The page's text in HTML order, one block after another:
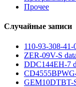
Прочее
Случайные записи
110-93-308-41-
ZER-09V-S
DDC144EH-7
GEM10DTBT-